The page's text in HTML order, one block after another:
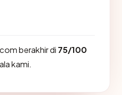
berakhir di 75/100
kami.